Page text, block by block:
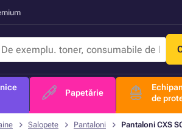
Papetărie
de
Salopete Pantaloni Pantaloni CXS